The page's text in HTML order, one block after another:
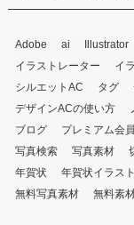
Adobe ai Illustrator
イラストレーター
イ
シルエットAC
タグ
デザインACの使い方
ブログ
プレミアム会員
写真検索
写真素材
年賀状
年賀状イラスト
無料写真素材
無料素